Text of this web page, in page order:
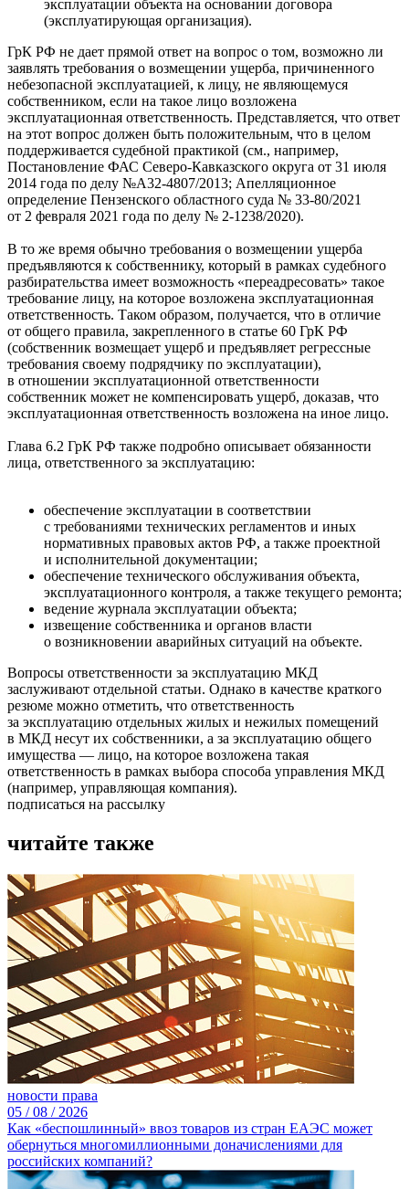
эксплуатации объекта на основании договора
(эксплуатирующая организация).
ГрК РФ не дает прямой ответ на вопрос о том, возможно ли
заявлять требования о возмещении ущерба, причиненного
небезопасной эксплуатацией, к лицу, не являющемуся
собственником, если на такое лицо возложена
эксплуатационная ответственность. Представляется, что ответ
на этот вопрос должен быть положительным, что в целом
поддерживается судебной практикой (см., например,
Постановление ФАС Северо-Кавказского округа от 31 июля
2014 года по делу №А32-4807/2013; Апелляционное
определение Пензенского областного суда № 33-80/2021
от 2 февраля 2021 года по делу № 2-1238/2020).
В то же время обычно требования о возмещении ущерба
предъявляются к собственнику, который в рамках судебного
разбирательства имеет возможность «переадресовать» такое
требование лицу, на которое возложена эксплуатационная
ответственность. Таком образом, получается, что в отличие
от общего правила, закрепленного в статье 60 ГрК РФ
(собственник возмещает ущерб и предъявляет регрессные
требования своему подрядчику по эксплуатации),
в отношении эксплуатационной ответственности
собственник может не компенсировать ущерб, доказав, что
эксплуатационная ответственность возложена на иное лицо.
Глава 6.2 ГрК РФ также подробно описывает обязанности
лица, ответственного за эксплуатацию:
обеспечение эксплуатации в соответствии
с требованиями технических регламентов и иных
нормативных правовых актов РФ, а также проектной
и исполнительной документации;
обеспечение технического обслуживания объекта,
эксплуатационного контроля, а также текущего ремонта;
ведение журнала эксплуатации объекта;
извещение собственника и органов власти
о возникновении аварийных ситуаций на объекте.
Вопросы ответственности за эксплуатацию МКД
заслуживают отдельной статьи. Однако в качестве краткого
резюме можно отметить, что ответственность
за эксплуатацию отдельных жилых и нежилых помещений
в МКД несут их собственники, а за эксплуатацию общего
имущества — лицо, на которое возложена такая
ответственность в рамках выбора способа управления МКД
(например, управляющая компания).
подписаться на рассылку
читайте также
новости права
05 /08 / 2026
Как «беспошлинный» ввоз товаров из стран ЕАЭС может
обернуться многомиллионными доначислениями для
российских компаний?